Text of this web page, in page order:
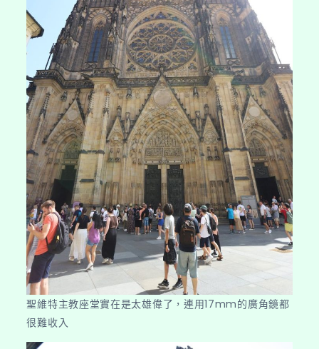
聖維特主教座堂實在是太雄偉了，連用17mm的廣角鏡都
很難收入